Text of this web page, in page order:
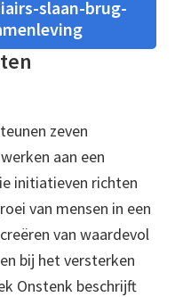
slaan-brug-
zeven
aan een
initiatieven richten
van mensen in een
van waardevol
bij het versterken
Onstenk beschrijft